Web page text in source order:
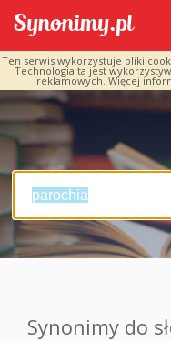
Ten serwis wykorzystuje pliki
Technologia ta jest
reklamowych. Więcej
Synonimy do